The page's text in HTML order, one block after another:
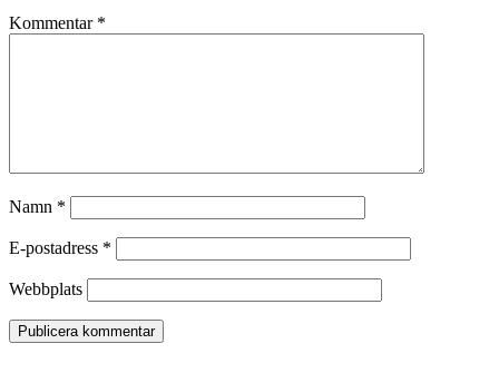
Kommentar *
Namn *
E-postadress *
Webbplats